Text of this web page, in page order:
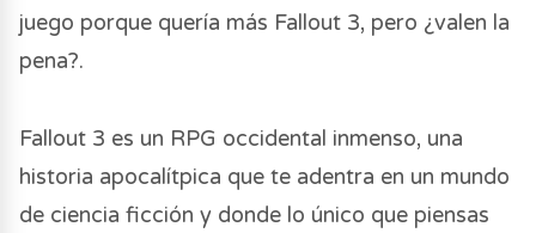
juego porque quería más Fallout 3, pero ¿valen la
pena?.
Fallout 3 es un RPG occidental inmenso, una
historia apocalítpica que te adentra en un mundo
de ciencia ficción y donde lo único que piensas